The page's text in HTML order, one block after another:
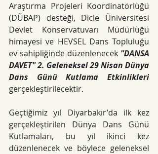
Araştırma Projeleri Koordinatörlüğü
(DÜBAP) desteği, Dicle Üniversitesi
Devlet Konservatuvarı Müdürlüğü
himayesi ve HEVSEL Dans Topluluğu
ev sahipliğinde düzenlenecek "DANSA
DAVET" 2. Geleneksel 29 Nisan Dünya
gerçekleştirilecektir.
Geçtiğimiz yıl Diyarbakır'da ilk kez
gerçekleştirilen Dünya Dans Günü
Kutlamaları, bu yıl ikinci kez
düzenlenecek ve böylece geleneksel